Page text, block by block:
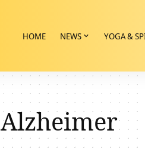
HOME NEWS YOGA &
Alzheimer